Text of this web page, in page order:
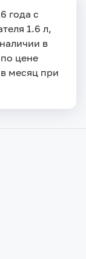
года с
1.6 л,
в
цене
месяц при